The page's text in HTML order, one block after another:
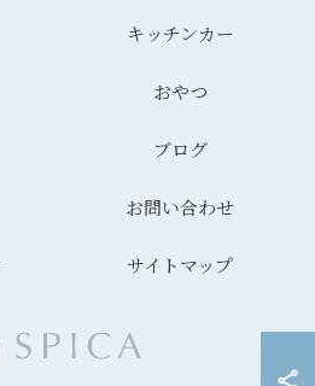
キッチンカー
おやつ
ブログ
お問い合わせ
サイトマップ